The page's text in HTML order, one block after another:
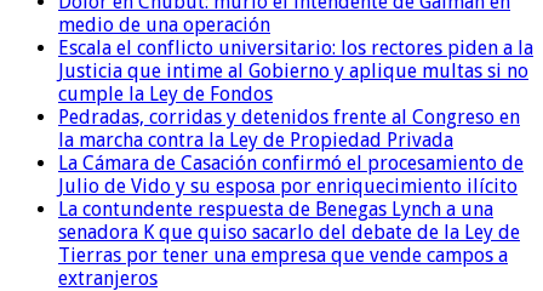
medio de una operación
Escala el conflicto universitario: los rectores piden a la
Justicia que intime al Gobierno y aplique multas si no
cumple la Ley de Fondos
Pedradas, corridas y detenidos frente al Congreso en
la marcha contra la Ley de Propiedad Privada
La Cámara de Casación confirmó el procesamiento de
Julio de Vido y su esposa por enriquecimiento ilícito
La contundente respuesta de Benegas Lynch a una
senadora K que quiso sacarlo del debate de la Ley de
Tierras por tener una empresa que vende campos a
extranjeros